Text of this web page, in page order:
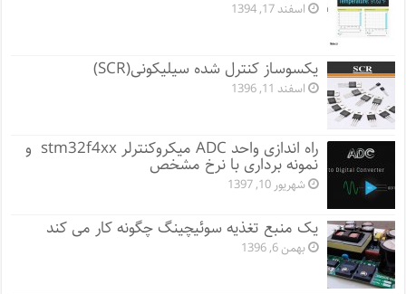
اسفند 17, 1394
یکسوساز کنترل شده سیلیکونی(SCR)
اسفند 11, 1396
راه اندازی واحد ADC میکروکنترلر stm32f4xx و
نمونه برداری با نرخ مشخص
شهریور 10, 1397
یک منبع تغذیه سوئیچینگ چگونه کار می کند
بهمن 6, 1396